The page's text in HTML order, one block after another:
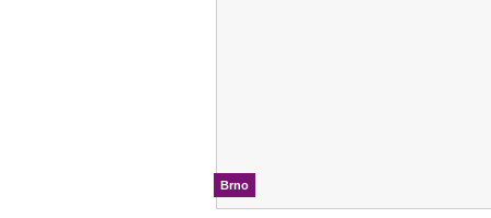
Brno